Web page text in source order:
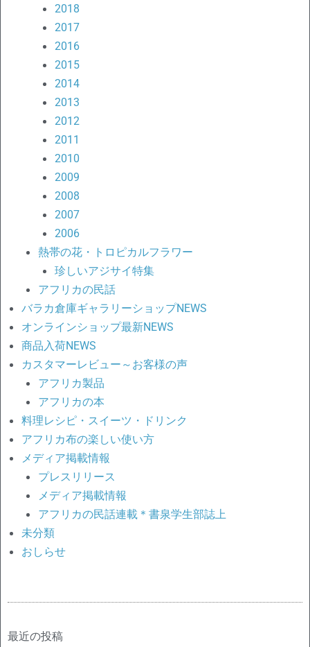
2018
2017
2016
2015
2014
2013
2012
2011
2010
2009
2008
2007
2006
熱帯の花・トロピカルフラワー
珍しいアジサイ特集
アフリカの民話
バラカ倉庫ギャラリーショップNEWS
オンラインショップ最新NEWS
商品入荷NEWS
カスタマーレビュー～お客様の声
アフリカ製品
アフリカの本
料理レシピ・スイーツ・ドリンク
アフリカ布の楽しい使い方
メディア掲載情報
プレスリリース
メディア掲載情報
アフリカの民話連載＊書泉学生部誌上
未分類
おしらせ
最近の投稿